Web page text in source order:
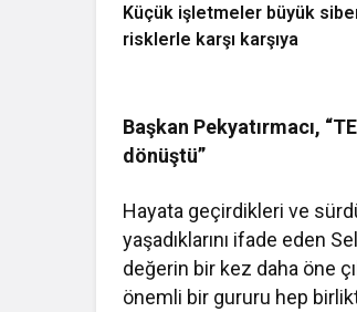
Küçük işletmeler büyük siber
risklerle karşı karşıya
Başkan Pekyatırmacı,
dönüştü”
Hayata geçirdikleri ve
yaşadıklarını ifade eden
değerin bir kez daha öne
önemli bir gururu hep